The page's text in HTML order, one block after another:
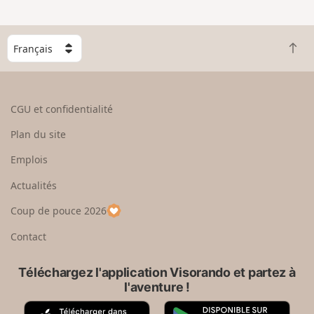
n
C
h
o
e
u
p
a
R
e
CGU et confidentialité
Plan du site
Emplois
Actualités
Coup de pouce 2026
Contact
Téléchargez l'application Visorando et partez à
l'aventure !
A G